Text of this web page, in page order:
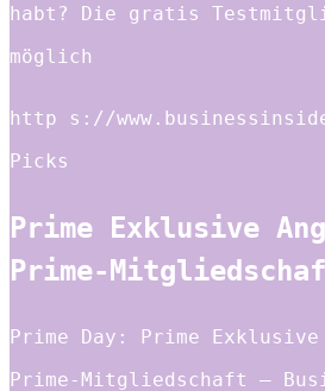
habt? Die gratis
möglich
http s://
Picks
Prime Exklusive
Prime-
Prime Day: Prime Exklusive
Prime-Mitgliedschaft –